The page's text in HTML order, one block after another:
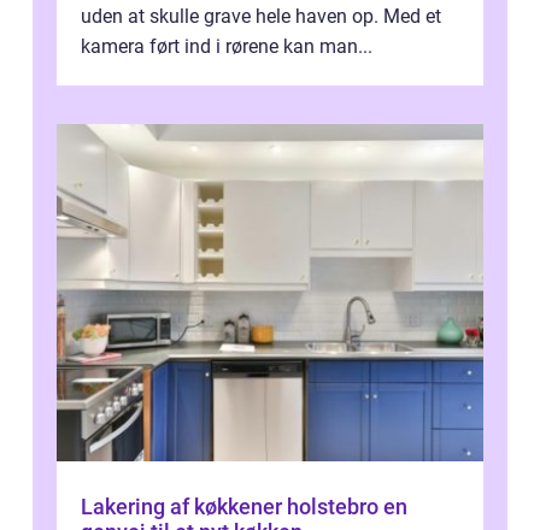
uden at skulle grave hele haven op. Med et
kamera ført ind i rørene kan man...
Lakering af køkkener holstebro en